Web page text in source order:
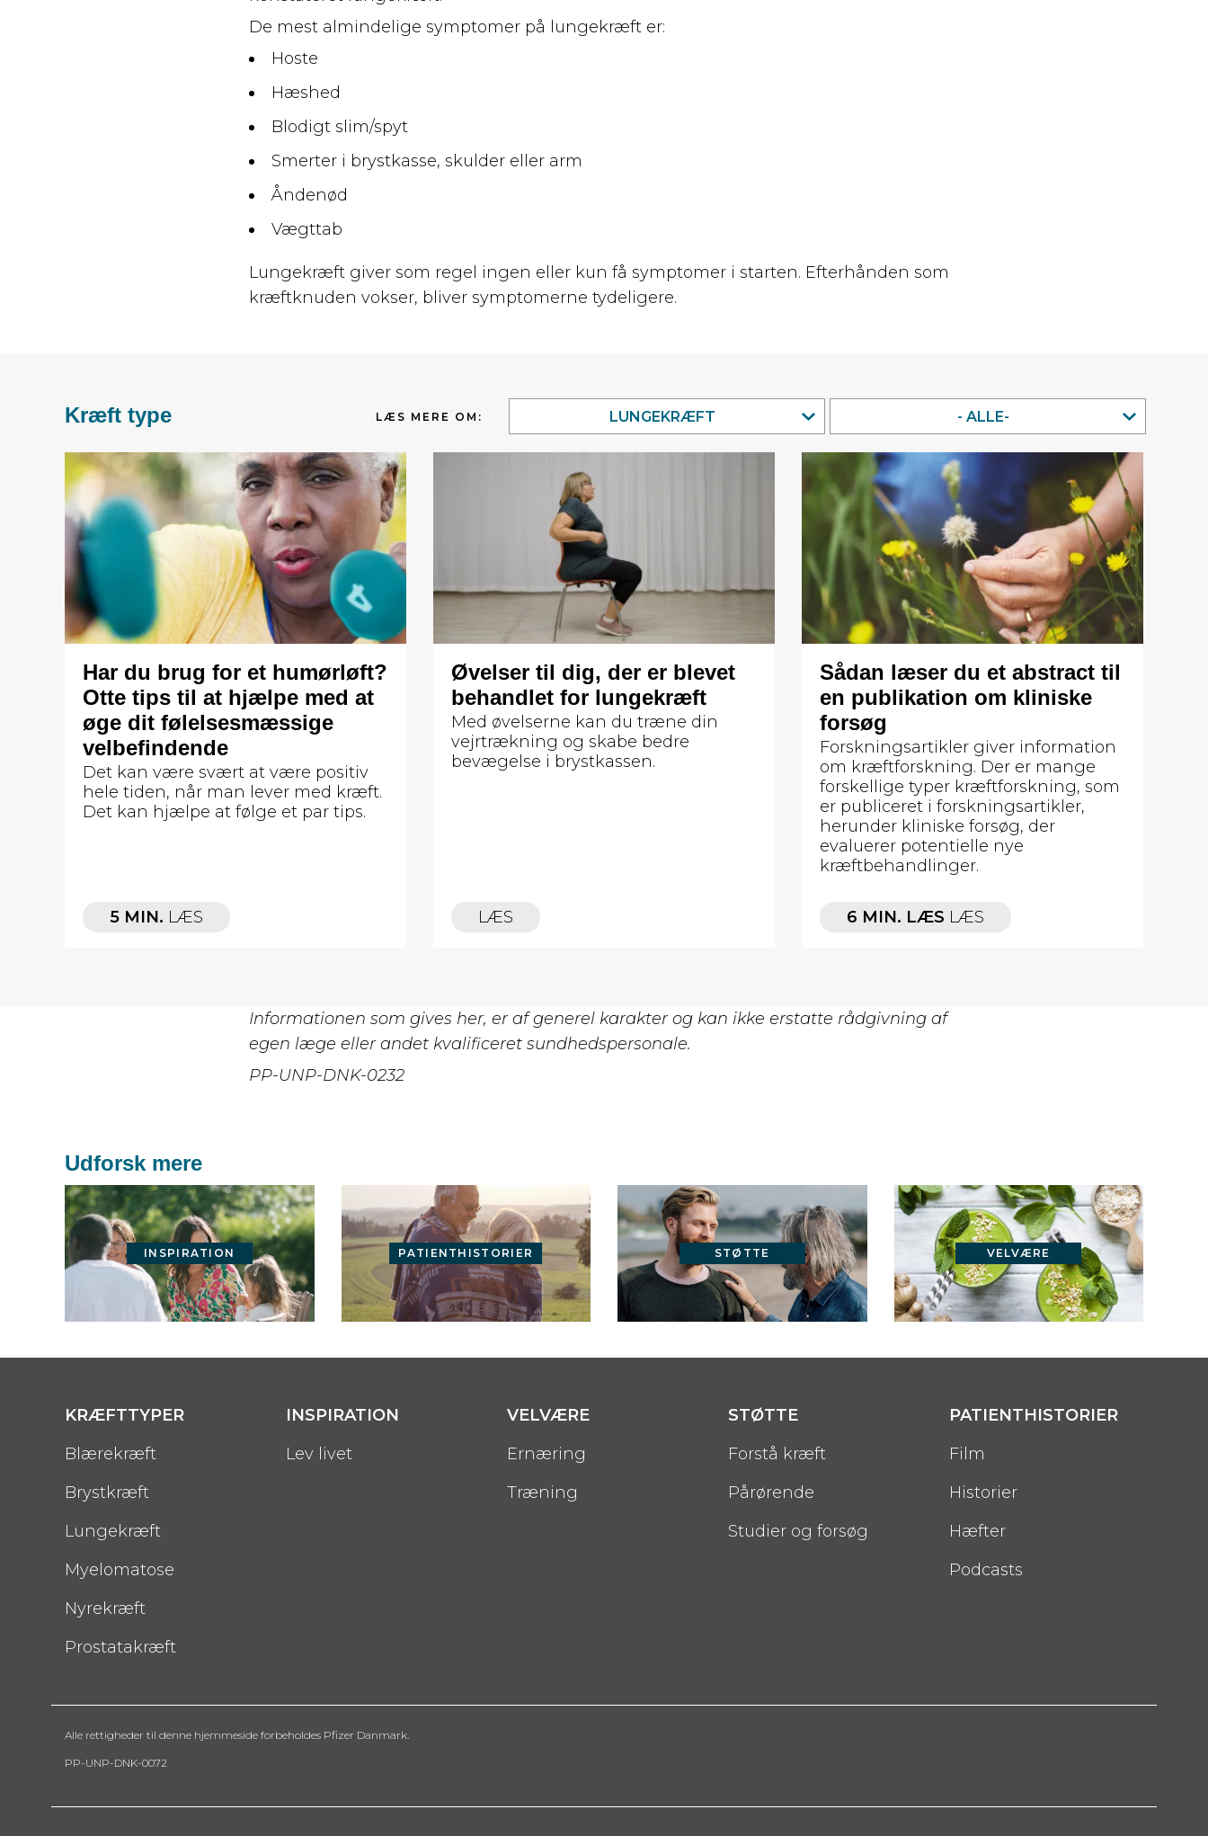
De mest almindelige symptomer på lungekræft er:
Hoste
Hæshed
Blodigt slim/spyt
Smerter i brystkasse, skulder eller arm
Åndenød
Vægttab
Lungekræft giver som regel ingen eller kun få symptomer i starten. Efterhånden som
kræftknuden vokser, bliver symptomerne tydeligere.
Kræft type LÆS MERE OM: LUNGEKRÆFT - ALLE-
Har du brug for et humørløft?
Otte tips til at hjælpe med at
øge dit følelsesmæssige
velbefindende
Det kan være svært at være positiv
hele tiden, når man lever med kræft.
Det kan hjælpe at følge et par tips.
5 MIN. LÆS
Øvelser til dig, der er blevet
behandlet for lungekræft
Med øvelserne kan du træne din
vejrtrækning og skabe bedre
bevægelse i brystkassen.
LÆS
Sådan læser du et abstract til
en publikation om kliniske
forsøg
Forskningsartikler giver information
om kræftforskning. Der er mange
forskellige typer kræftforskning, som
er publiceret i forskningsartikler,
herunder kliniske forsøg, der
evaluerer potentielle nye
kræftbehandlinger.
6 MIN. LÆS LÆS
Informationen som gives her, er af generel karakter og kan ikke erstatte rådgivning af
egen læge eller andet kvalificeret sundhedspersonale.
PP-UNP-DNK-0232
Udforsk mere
INSPIRATION PATIENTHISTORIER STØTTE VELVÆRE
KRÆFTTYPER
Blærekræft
Brystkræft
Lungekræft
Myelomatose
Nyrekræft
Prostatakræft
INSPIRATION
Lev livet
VELVÆRE
Ernæring
Træning
STØTTE
Forstå kræft
Pårørende
Studier og forsøg
PATIENTHISTORIER
Film
Historier
Hæfter
Podcasts
Alle rettigheder til denne hjemmeside forbeholdes Pfizer Danmark.
PP-UNP-DNK-0072